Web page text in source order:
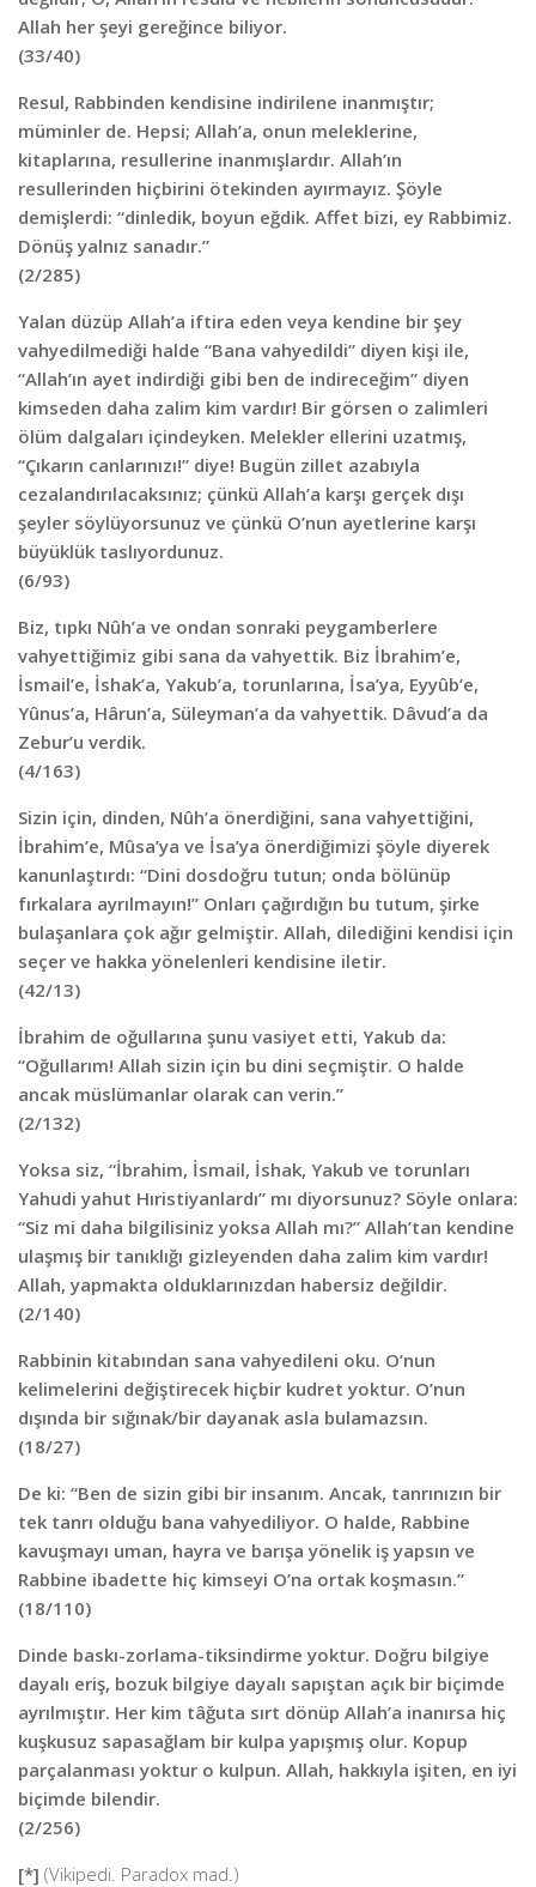
Allah her şeyi gereğince biliyor.
(33/40)
Resul, Rabbinden kendisine indirilene inanmıştır;
müminler de. Hepsi; Allah’a, onun meleklerine,
kitaplarına, resullerine inanmışlardır. Allah’ın
resullerinden hiçbirini ötekinden ayırmayız. Şöyle
demişlerdi: “dinledik, boyun eğdik. Affet bizi, ey Rabbimiz.
Dönüş yalnız sanadır.”
(2/285)
Yalan düzüp Allah’a iftira eden veya kendine bir şey
vahyedilmediği halde “Bana vahyedildi” diyen kişi ile,
“Allah’ın ayet indirdiği gibi ben de indireceğim” diyen
kimseden daha zalim kim vardır! Bir görsen o zalimleri
ölüm dalgaları içindeyken. Melekler ellerini uzatmış,
“Çıkarın canlarınızı!” diye! Bugün zillet azabıyla
cezalandırılacaksınız; çünkü Allah’a karşı gerçek dışı
şeyler söylüyorsunuz ve çünkü O’nun ayetlerine karşı
büyüklük taslıyordunuz.
(6/93)
Biz, tıpkı Nûh’a ve ondan sonraki peygamberlere
vahyettiğimiz gibi sana da vahyettik. Biz İbrahim’e,
İsmail’e, İshak’a, Yakub’a, torunlarına, İsa’ya, Eyyûb’e,
Yûnus’a, Hârun’a, Süleyman’a da vahyettik. Dâvud’a da
Zebur’u verdik.
(4/163)
Sizin için, dinden, Nûh’a önerdiğini, sana vahyettiğini,
İbrahim’e, Mûsa’ya ve İsa’ya önerdiğimizi şöyle diyerek
kanunlaştırdı: “Dini dosdoğru tutun; onda bölünüp
fırkalara ayrılmayın!” Onları çağırdığın bu tutum, şirke
bulaşanlara çok ağır gelmiştir. Allah, dilediğini kendisi için
seçer ve hakka yönelenleri kendisine iletir.
(42/13)
İbrahim de oğullarına şunu vasiyet etti, Yakub da:
“Oğullarım! Allah sizin için bu dini seçmiştir. O halde
ancak müslümanlar olarak can verin.”
(2/132)
Yoksa siz, “İbrahim, İsmail, İshak, Yakub ve torunları
Yahudi yahut Hıristiyanlardı” mı diyorsunuz? Söyle onlara:
“Siz mi daha bilgilisiniz yoksa Allah mı?” Allah’tan kendine
ulaşmış bir tanıklığı gizleyenden daha zalim kim vardır!
Allah, yapmakta olduklarınızdan habersiz değildir.
(2/140)
Rabbinin kitabından sana vahyedileni oku. O’nun
kelimelerini değiştirecek hiçbir kudret yoktur. O’nun
dışında bir sığınak/bir dayanak asla bulamazsın.
(18/27)
De ki: “Ben de sizin gibi bir insanım. Ancak, tanrınızın bir
tek tanrı olduğu bana vahyediliyor. O halde, Rabbine
kavuşmayı uman, hayra ve barışa yönelik iş yapsın ve
Rabbine ibadette hiç kimseyi O’na ortak koşmasın.”
(18/110)
Dinde baskı-zorlama-tiksindirme yoktur. Doğru bilgiye
dayalı eriş, bozuk bilgiye dayalı sapıştan açık bir biçimde
ayrılmıştır. Her kim tâğuta sırt dönüp Allah’a inanırsa hiç
kuşkusuz sapasağlam bir kulpa yapışmış olur. Kopup
parçalanması yoktur o kulpun. Allah, hakkıyla işiten, en iyi
biçimde bilendir.
(2/256)
[*] (Vikipedi. Paradox mad.)